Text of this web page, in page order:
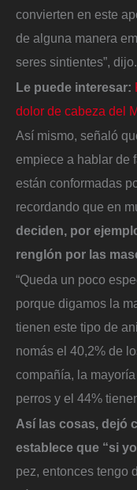
convierten en este
de alguna manera
seres sintientes”, dijo.
Le puede interesar:
dolor de cabeza del
Así mismo, señaló
empiece a hablar de
están conformadas
recordando que en
deciden, por
renglón por las
“Queda un poco
porque digamos la
tienen este tipo de
nomás el 40,2% de
compañía, la
perros y el 44%
Así las cosas, dejó
establece que “si
pez, entonces tengo